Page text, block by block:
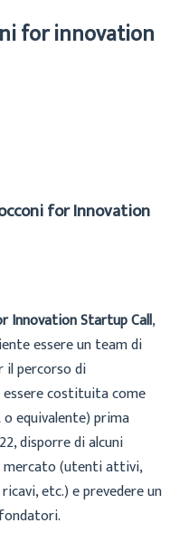
for innovation
for Innovation
Innovation Startup Call,
essere un team di
il percorso di
costituita come
equivalente) prima
disporre di alcuni
mercato (utenti attivi,
etc.) e prevedere un